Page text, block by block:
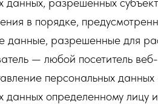
в порядке,
данные, разрешенные для
— любой посетитель
персональных
данных определенному лицу